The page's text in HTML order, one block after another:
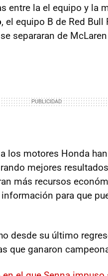
entre la el equipo y la
, el equipo B de Red
separaran de
los motores Honda
mejores
más recursos
para que
desde su último
que ganaron